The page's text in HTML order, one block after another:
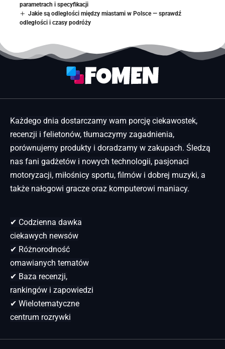
parametrach i specyfikacji
Jakie są odległości między miastami w Polsce — sprawdź
odległości i czasy podróży
Każdego dnia dostarczamy wam porcję ciekawostek,
recenzji i felietonów, tłumaczymy zagadnienia,
porównujemy produkty i doradzamy w zakupach. Śledzą
nas fani gadżetów i nowych technologii, pasjonaci
motoryzacji, miłośnicy sportu, filmów i dobrej muzyki, a
także nałogowi gracze oraz komputerowi maniacy.
✔ Codzienna dawka
ciekawych newsów
✔ Różnorodność
omawianych tematów
✔ Baza recenzji,
rankingów i zapowiedzi
✔ Wielotematyczne
centrum rozrywki